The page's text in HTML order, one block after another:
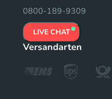
0800-189-9309
LIVE CHAT
Versandarten